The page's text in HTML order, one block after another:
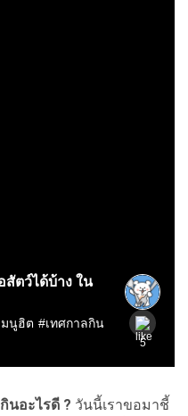
นอะไรดี ? วันนี้เราขอมาชี้